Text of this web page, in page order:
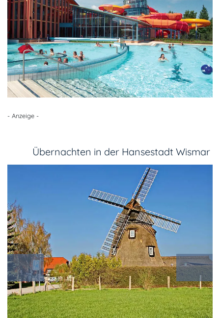
- Anzeige -
Übernachten in der Hansestadt Wismar